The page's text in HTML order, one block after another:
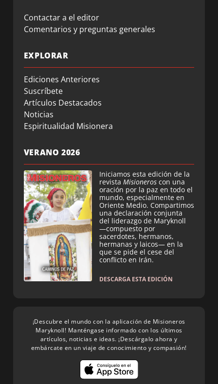
Contactar a el editor
Comentarios y preguntas generales
EXPLORAR
Ediciones Anteriores
Suscríbete
Artículos Destacados
Noticias
Espiritualidad Misionera
VERANO 2026
Iniciamos esta edición de la
revista Misioneros con una
oración por la paz en todo el
mundo, especialmente en
Oriente Medio. Compartimos
una declaración conjunta
del liderazgo de Maryknoll
—compuesto por
sacerdotes, hermanos,
hermanas y laicos— en la
que se pide el cese del
conflicto en Irán.
DESCARGA ESTA EDICIÓN
¡Descubre el mundo con la aplicación de Misioneros
Maryknoll! Manténgase informado con los últimos
artículos, noticias e ideas. ¡Descárgalo ahora y
embárcate en un viaje de conocimiento y compasión!